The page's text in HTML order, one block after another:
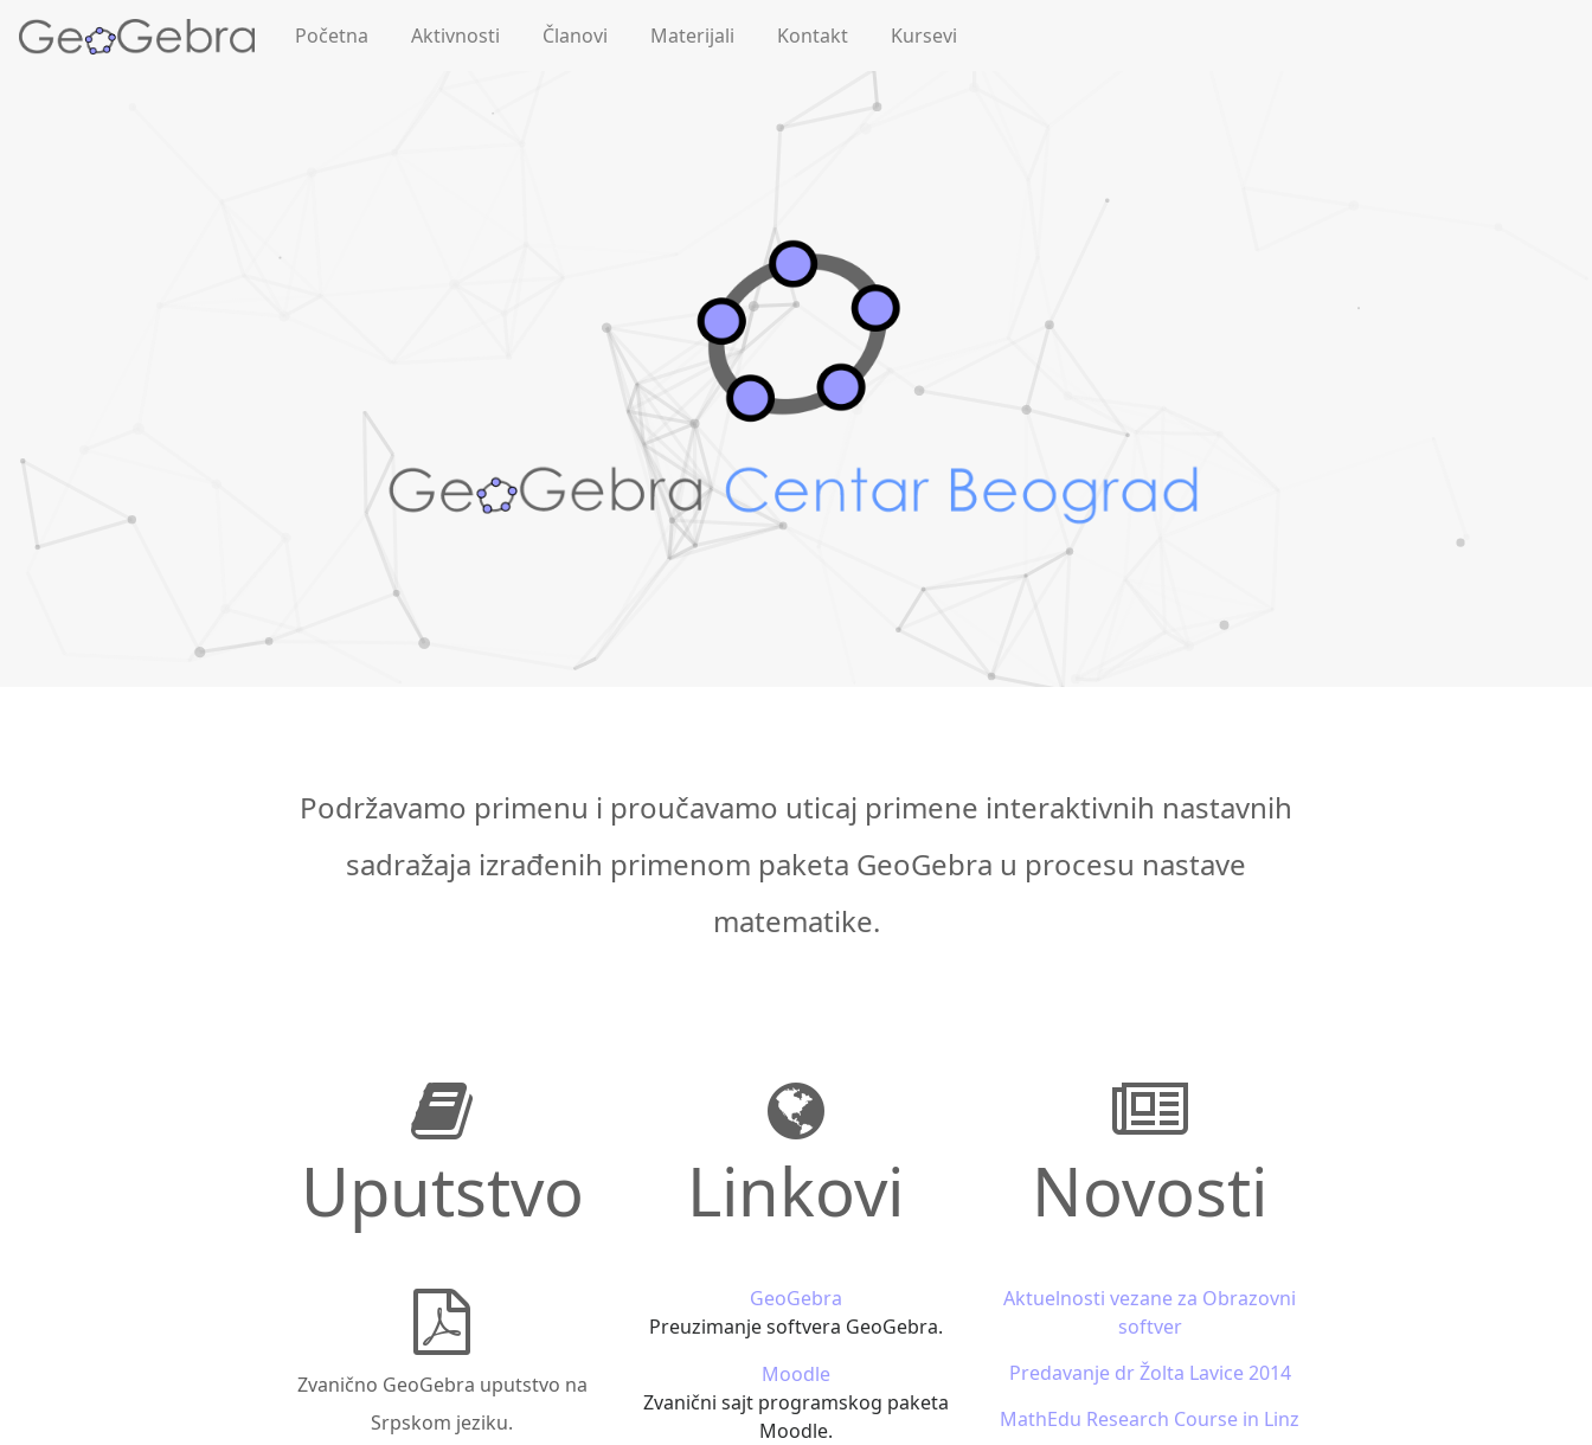
Početna Aktivnosti Članovi Materijali Kontakt Kursevi
Podržavamo primenu i proučavamo uticaj primene interaktivnih nastavnih
sadražaja izrađenih primenom paketa GeoGebra u procesu nastave
matematike.
Uputstvo
Zvanično GeoGebra uputstvo na
Srpskom jeziku.
Linkovi
GeoGebra
Preuzimanje softvera GeoGebra.
Moodle
Zvanični sajt programskog paketa
Moodle.
Novosti
Aktuelnosti vezane za Obrazovni
softver
Predavanje dr Žolta Lavice 2014
MathEdu Research Course in Linz